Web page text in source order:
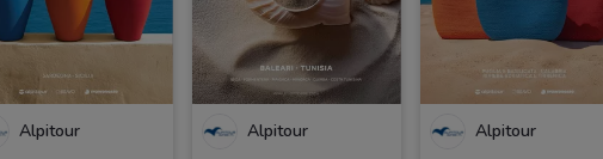
Alpitour Alpitour Alpitour